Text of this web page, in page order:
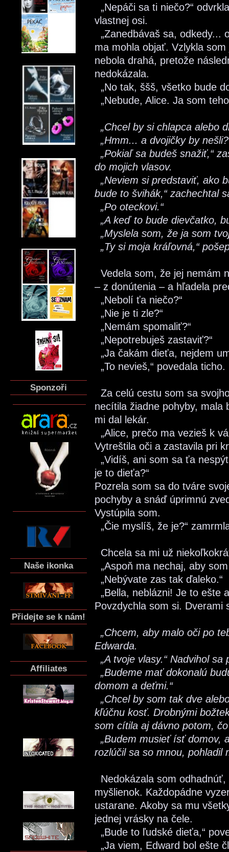
Sponzoři
Naše ikonka
Přidejte se k nám!
Affiliates
„Nepáči sa ti niečo?“
vlastnej osi.
„Zanedbávaš sa, odkedy...
ma mohla objať. Vzlykla
nebola drahá, pretože
nedokázala.
„No tak, ššš, všetko bude
„Nebude, Alice. Ja som
„Chcel by si chlapca alebo
„Hmm... a dvojičky by
„Pokiaľ sa budeš snažiť,“
do mojich vlasov.
„Neviem si predstaviť, ako
bude to švihák,“ zachechtal
„Po oteckovi.“
„A keď to bude dievčatko,
„Myslela som, že ja som
„Ty si moja kráľovná,“
Vedela som, že jej nemám
– z donútenia – a hľadela
„Nebolí ťa niečo?“
„Nie je ti zle?“
„Nemám spomaliť?“
„Nepotrebuješ zastaviť?“
„Ja čakám dieťa, nejdem
„To nevieš,“ povedala
Za celú cestu som sa
necítila žiadne pohyby,
mi dal lekár.
„Alice, prečo ma vezieš k
Vytreštila oči a zastavila pri
„Vidíš, ani som sa ťa
je to dieťa?“
Pozrela som sa do tváre
pochyby a snáď úprimnú
Vystúpila som.
„Čie myslíš, že je?“
Chcela sa mi už
„Aspoň ma nechaj, aby
„Nebývate zas tak ďaleko.“
„Bella, neblázni! Je to ešte
Povzdychla som si. Dverami
„Chcem, aby malo oči po
Edwarda.
„A tvoje vlasy.“ Nadvihol
„Budeme mať dokonalú
domom a deťmi.“
„Chcel by som tak dve
kľúčnu kosť. Drobnými
som cítila aj dávno potom,
„Budem musieť ísť domov,
rozlúčil sa so mnou, pohladil
Nedokázala som
myšlienok. Každopádne
ustarane. Akoby sa mu
jednej vrásky na čele.
„Bude to ľudské dieťa,“
„Ja viem, Edward bol ešte